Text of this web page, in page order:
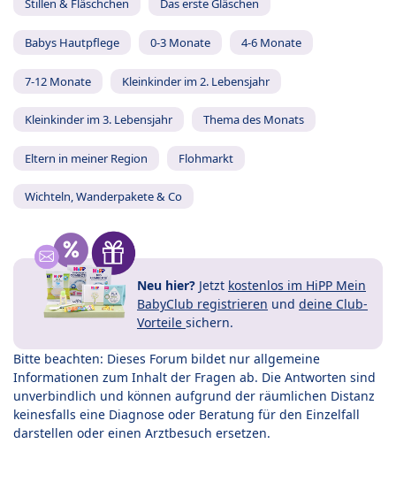
Stillen & Fläschchen Das erste Gläschen
Babys Hautpflege 0-3 Monate 4-6 Monate
7-12 Monate Kleinkinder im 2. Lebensjahr
Kleinkinder im 3. Lebensjahr Thema des Monats
Eltern in meiner Region Flohmarkt
Wichteln, Wanderpakete & Co
Neu hier? Jetzt kostenlos im HiPP Mein
BabyClub registrieren und deine Club-
Vorteile sichern.
Bitte beachten: Dieses Forum bildet nur allgemeine
Informationen zum Inhalt der Fragen ab. Die Antworten sind
unverbindlich und können aufgrund der räumlichen Distanz
keinesfalls eine Diagnose oder Beratung für den Einzelfall
darstellen oder einen Arztbesuch ersetzen.